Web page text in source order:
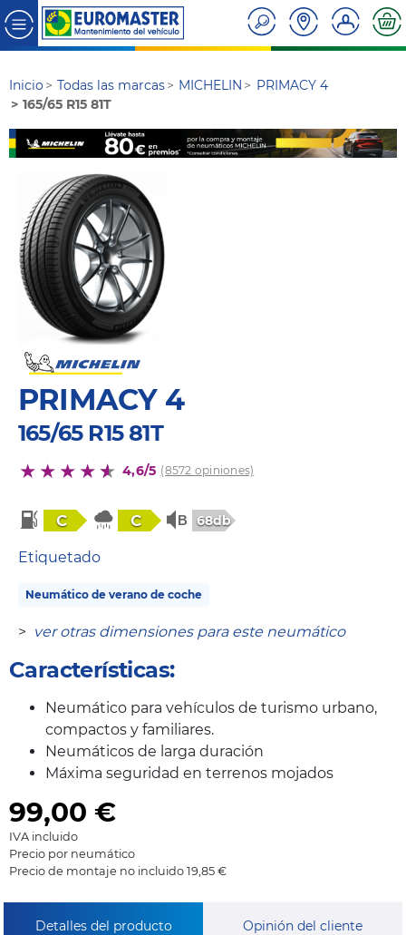
Inicio Todas las marcas MICHELIN
PRIMACY 4
165/65 R15 81T
PRIMACY 4
165/65 R15 81T
4,6/5 (8572 opiniones)
C C 68db
Etiquetado
Neumático de verano de coche
> ver otras dimensiones para este neumático
Características:
Neumático para vehículos de turismo urbano,
compactos y familiares.
Neumáticos de larga duración
Máxima seguridad en terrenos mojados
99,00 €
IVA incluido
Precio por neumático
Precio de montaje no incluido 19,85 €
Detalles del producto Opinión del cliente